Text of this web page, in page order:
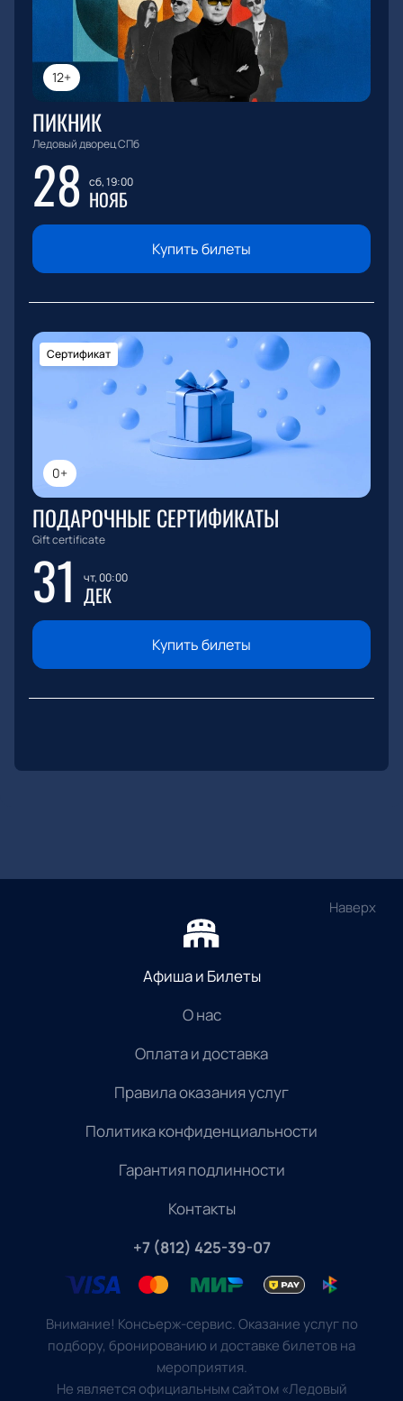
12+
ПИКНИК
Ледовый дворец СПб
28 сб, 19:00
НОЯБ
Купить билеты
0+
Сертификат
ПОДАРОЧНЫЕ СЕРТИФИКАТЫ
Gift certificate
31 чт, 00:00
ДЕК
Купить билеты
Наверх
Афиша и Билеты
О нас
Оплата и доставка
Правила оказания услуг
Политика конфиденциальности
Гарантия подлинности
Контакты
+7 (812) 425-39-07
Внимание! Консьерж-сервис. Оказание услуг по
подбору, бронированию и доставке билетов на
мероприятия.
Не является официальным сайтом «Ледовый